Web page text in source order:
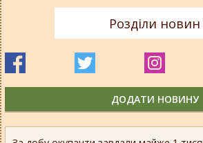
Розділи новин
ДОДАТИ НОВИНУ